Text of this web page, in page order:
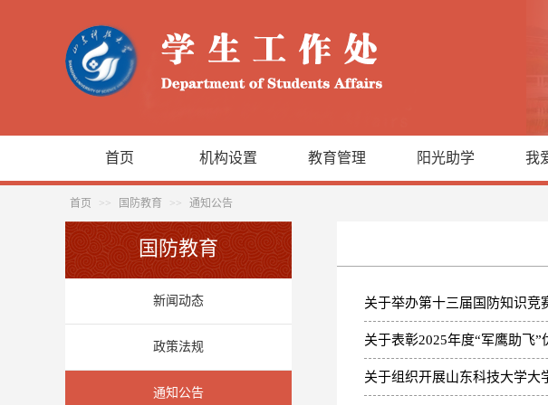
首页 机构设置 教育管理 阳光助学 我
首页 >> 国防教育 >> 通知公告
国防教育
新闻动态
政策法规
通知公告
关于举办第十三届国防知识竞
关于表彰2025年度“军鹰助飞
关于组织开展山东科技大学大